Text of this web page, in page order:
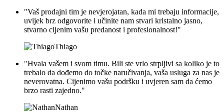
"Vaš prodajni tim je nevjerojatan, kada mi trebaju informacije,
uvijek brz odgovorite i učinite nam stvari kristalno jasno,
stvarno cijenim vašu predanost i profesionalnost!"
Thiago
"Hvala vašem i svom timu. Bili ste vrlo strpljivi sa koliko je to
trebalo da dođemo do točke naručivanja, vaša usluga za nas je
neverovatna. Cijenimo vašu podršku i uvjeren sam da ćemo
brzo rasti zajedno."
Nathan